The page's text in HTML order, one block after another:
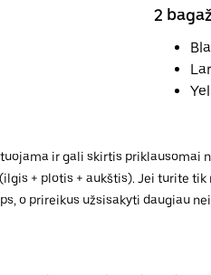
2
ir gali skirtis
+ plotis + aukštis). Jei turite
o prireikus užsisakyti daugiau